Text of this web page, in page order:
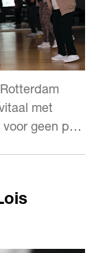
met
geen prijs